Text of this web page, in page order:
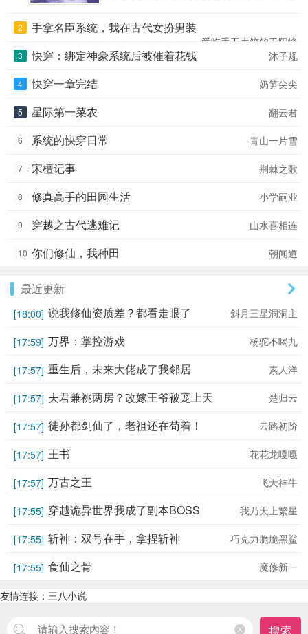
李锦荣不要一颗已经游移的心！ 她选择另一
条路，走出属于自己的锦绣荣华······ 圆满过完
一生的她却被系统选中，三千小世界中，多少
贵女分明有显赫家世与一流人脉，却都抱恨而
接成为炮灰连累家人，或因一个男子失了神智
属于她们的锦绣荣华亦开启新篇章。 （本文
都是作者设定，喜欢的读者请欣赏品鉴，不喜
2 手拿名臣系统，我在古代女扮男装
爱吃手工麦饺的天阳峰
3 快穿：绑定神豪系统后被催着花钱 沐子规
4 快穿一章完结 奶笋尖尖
5 星际第一菜农 翻云君
6 系统的快穿日常 青山一片雪
7 宋檀记事 荆棘之歌
8 修真高手的田园生活 小学嗣业
9 穿越之古代逃难记 山水喜相连
10 你们修仙，我种田 朝闻道
最近更新
[18:00] 斜月三星洞洞主
说我修仙资质差？都看走眼了
[17:59] 杨驼不喝九
万界：掌控游戏
[17:57] 素人洋
重生后，未来大佬成了我邻居
[17:57] 楚归云
夫君兼祧两房？改嫁王爷被宠上天
[17:57] 云路初阶
徒孙都剑仙了，老祖还在苟着！
[17:57] 花花龙嘎嘎
王书
[17:57] 飞天神牛
万古之王
[17:55] 我乃天上繁星
穿越诡异世界我成了副本BOSS
[17:55] 巧克力脆脆黑鲨
斩神：双号在手，拿捏斩神
[17:55] 魔修新一
食仙之骨
友情连接： 三八小说
搜索